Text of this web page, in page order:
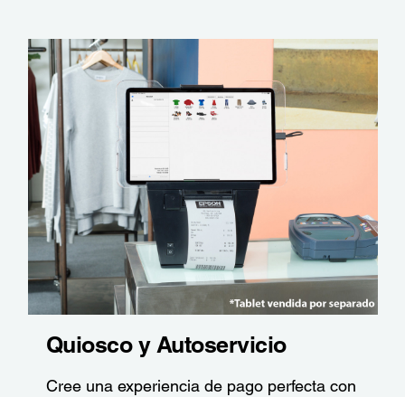
Quiosco y Autoservicio
Cree una experiencia de pago perfecta con